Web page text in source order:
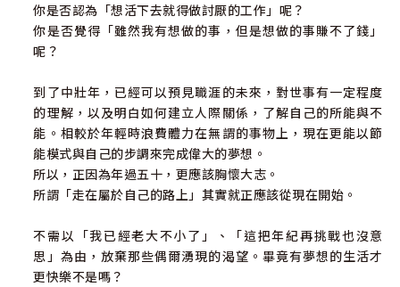
你是否認為「想活下去就得做討厭的工作」呢？
你是否覺得「雖然我有想做的事，但是想做的事賺不了錢」
呢？
到了中壯年，已經可以預見職涯的未來，對世事有一定程度
的理解，以及明白如何建立人際關係，了解自己的所能與不
能。相較於年輕時浪費體力在無謂的事物上，現在更能以節
能模式與自己的步調來完成偉大的夢想。
所以，正因為年過五十，更應該胸懷大志。
所謂「走在屬於自己的路上」其實就正應該從現在開始。
不需以「我已經老大不小了」、「這把年紀再挑戰也沒意
思」為由，放棄那些偶爾湧現的渴望。畢竟有夢想的生活才
更快樂不是嗎？